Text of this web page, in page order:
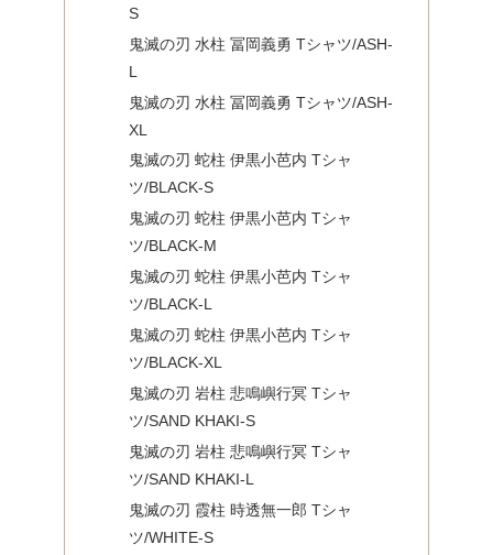
S
鬼滅の刃 水柱 冨岡義勇 Tシャツ/ASH-
L
鬼滅の刃 水柱 冨岡義勇 Tシャツ/ASH-
XL
鬼滅の刃 蛇柱 伊黒小芭内 Tシャ
ツ/BLACK-S
鬼滅の刃 蛇柱 伊黒小芭内 Tシャ
ツ/BLACK-M
鬼滅の刃 蛇柱 伊黒小芭内 Tシャ
ツ/BLACK-L
鬼滅の刃 蛇柱 伊黒小芭内 Tシャ
ツ/BLACK-XL
鬼滅の刃 岩柱 悲鳴嶼行冥 Tシャ
ツ/SAND KHAKI-S
鬼滅の刃 岩柱 悲鳴嶼行冥 Tシャ
ツ/SAND KHAKI-L
鬼滅の刃 霞柱 時透無一郎 Tシャ
ツ/WHITE-S